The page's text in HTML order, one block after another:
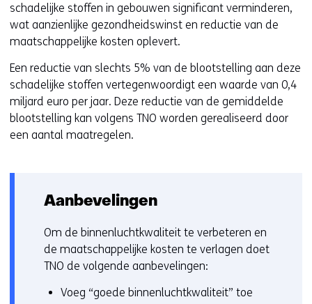
schadelijke stoffen in gebouwen significant verminderen,
wat aanzienlijke gezondheidswinst en reductie van de
maatschappelijke kosten oplevert.
Een reductie van slechts 5% van de blootstelling aan deze
schadelijke stoffen vertegenwoordigt een waarde van 0,4
miljard euro per jaar. Deze reductie van de gemiddelde
blootstelling kan volgens TNO worden gerealiseerd door
een aantal maatregelen.
Aanbevelingen
Om de binnenluchtkwaliteit te verbeteren en
de maatschappelijke kosten te verlagen doet
TNO de volgende aanbevelingen:
Voeg “goede binnenluchtkwaliteit” toe